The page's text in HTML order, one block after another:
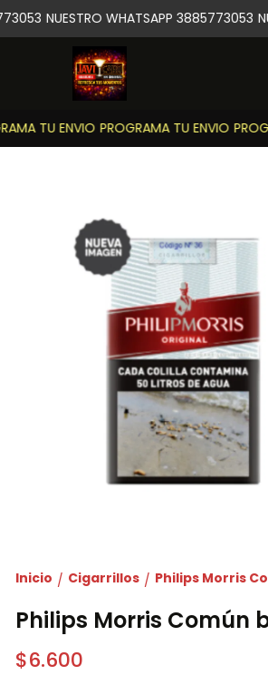
TU ENVIO PROGRAMA TU ENVIO
NUESTRO WHATSAPP 3885773053
Inicio / Cigarrillos / Philips Morris
Philips Morris Común
$6.600